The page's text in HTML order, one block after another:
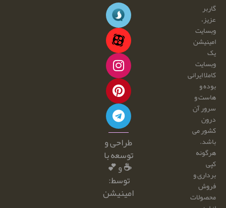
گاربر
عزیز،
وبسایت
امینیشن
یک
وبسایت
کاملا ایرانی
بوده و
هاست و
سرور آن
درون
کشور می
باشد.
هرگونه
کپی
برداری و
فروش
محصولات
طراحی و
توسعه با
☕ و 💕
توسط:
امینیشن